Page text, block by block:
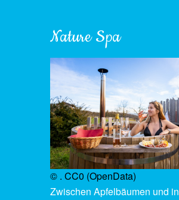
Nature Spa
© . CC0 (OpenData)
Zwischen Apfelbäumen und in